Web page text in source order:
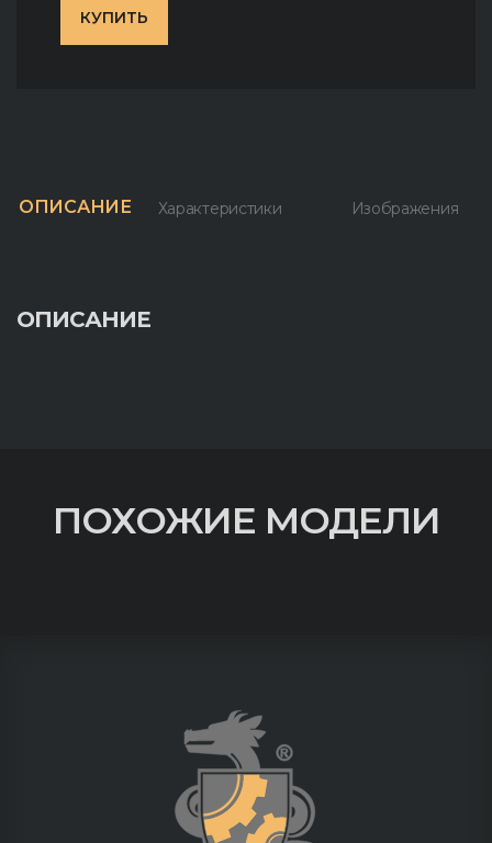
КУПИТЬ
ОПИСАНИЕ Характеристики Изображения
ОПИСАНИЕ
ПОХОЖИЕ МОДЕЛИ